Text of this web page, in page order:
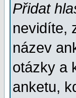
Přidat
nevidíte,
název
otázky a
anketu,